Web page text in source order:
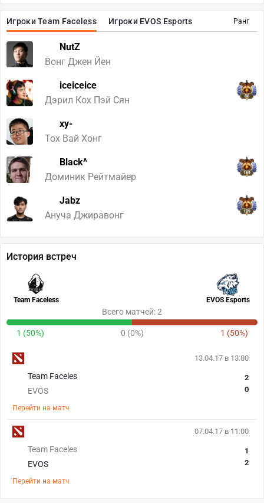
Ранг
Игроки Team Faceless Игроки EVOS Esports
NutZ
Вонг Джен Йен
iceiceice
Дэрил Кох Пэй Сян
86
xy-
Тох Вай Хонг
Black^
Доминик Рейтмайер
169
Jabz
Ануча Джиравонг
189
История встреч
Team Faceless EVOS Esports
Всего матчей: 2
1 (50%) 0 (0%) 1 (50%)
13.04.17 в 13:00
Team Faceles
EVOS
2
0
Перейти на матч
07.04.17 в 11:00
Team Faceles
EVOS
1
2
Перейти на матч